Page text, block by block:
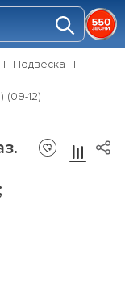
Подвеска
(09-12)